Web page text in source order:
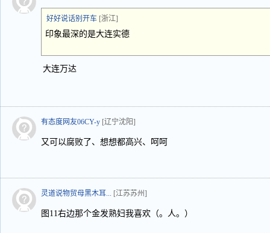
好好说话别开车 [浙江]
印象最深的是大连实德
大连万达
有态度网友06CY-y [辽宁沈阳]
又可以腐败了、想想都高兴、呵呵
灵道说物贸母黑木耳... [江苏苏州]
图11右边那个金发熟妇我喜欢（。人。）